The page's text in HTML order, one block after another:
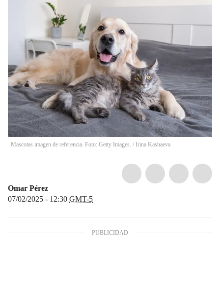
Mascotas imagen de referencia. Foto: Getty Images. / Irina Kashaeva
Omar Pérez
07/02/2025 - 12:30 GMT-5